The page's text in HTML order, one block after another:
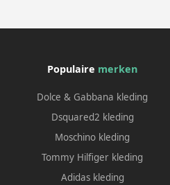
Populaire merken
Dolce & Gabbana kleding
Dsquared2 kleding
Moschino kleding
Tommy Hilfiger kleding
Adidas kleding